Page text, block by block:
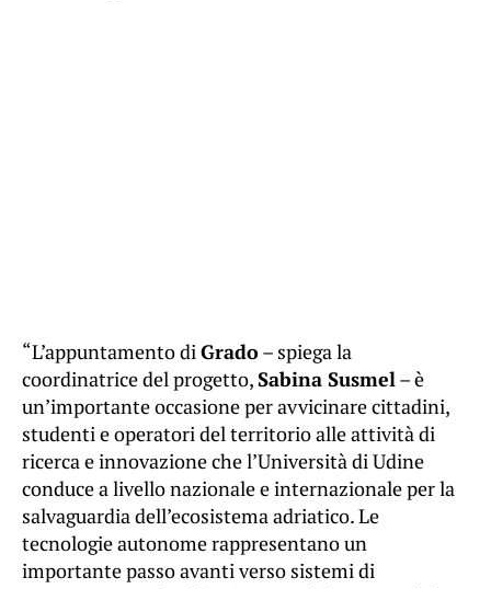
“L’appuntamento diGrado– spiega la
coordinatrice del progetto,Sabina Susmel– è
un’importante occasione per avvicinare cittadini,
studenti e operatori del territorio alle attività di
ricerca e innovazione che l’Università di Udine
conduce a livello nazionale e internazionale per la
salvaguardia dell’ecosistema adriatico. Le
tecnologie autonome rappresentano un
importante passo avanti verso sistemi di